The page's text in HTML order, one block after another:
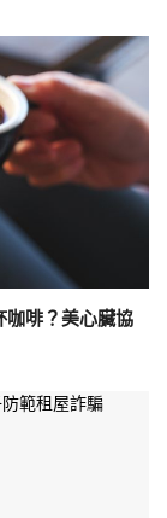
咖啡？美心臟協